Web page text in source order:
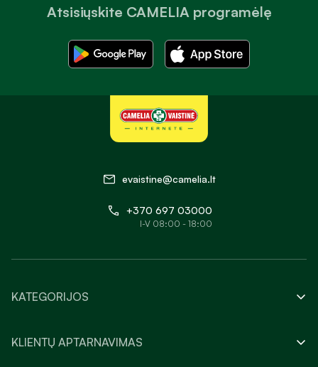
Atsisiųskite CAMELIA programėlę
evaistine@camelia.lt
+370 697 03000
I-V 08:00 - 18:00
KATEGORIJOS
KLIENTŲ APTARNAVIMAS